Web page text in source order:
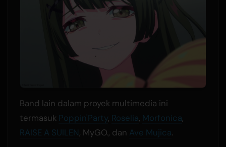
Band lain dalam proyek multimedia ini
termasuk Poppin'Party, Roselia, Morfonica,
RAISE A SUILEN, MyGO., dan Ave Mujica.